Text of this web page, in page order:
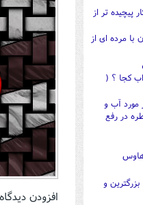
افزودن
تر از
مرده ای از
کجا ؟ (
مورد آب و
در رفع
و